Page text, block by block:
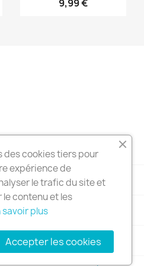
9,99 €

avec PrestaShop™
des cookies tiers pour
expérience de
le trafic du site et
contenu et les
savoir plus
Accepter les cookies